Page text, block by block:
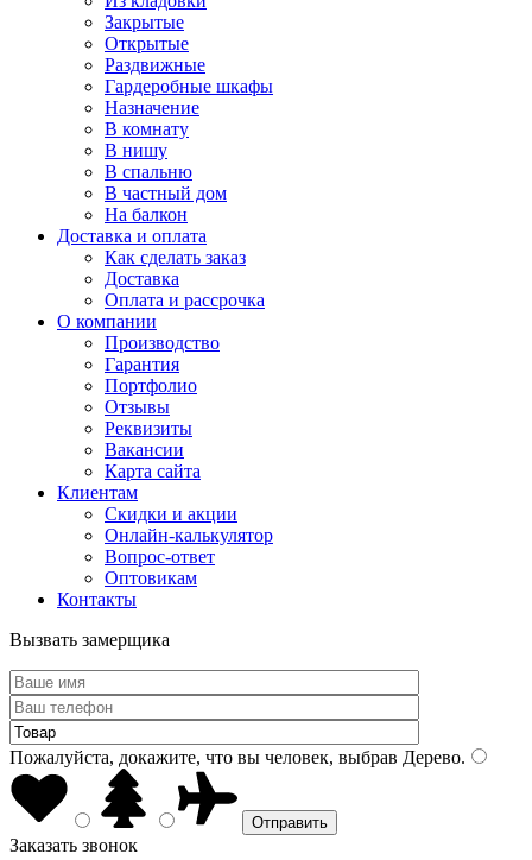
Закрытые
Открытые
Раздвижные
Гардеробные шкафы
Назначение
В комнату
В нишу
В спальню
В частный дом
На балкон
Доставка и оплата
Как сделать заказ
Доставка
Оплата и рассрочка
О компании
Производство
Гарантия
Портфолио
Отзывы
Реквизиты
Вакансии
Карта сайта
Клиентам
Скидки и акции
Онлайн-калькулятор
Вопрос-ответ
Оптовикам
Контакты
Вызвать замерщика
Пожалуйста, докажите, что вы человек, выбрав Дерево.
Заказать звонок